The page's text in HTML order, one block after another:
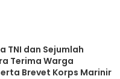
TNI dan Sejumlah
Terima Warga
Brevet Korps Marinir